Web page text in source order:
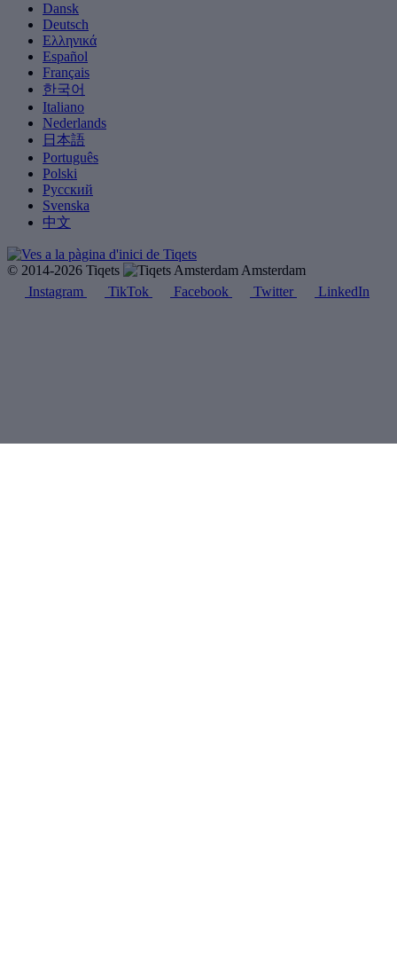
Dansk
Deutsch
Ελληνικά
Español
Français
한국어
Italiano
Nederlands
日本語
Português
Polski
Русский
Svenska
中文
© 2014-2026 Tiqets
Amsterdam
Instagram
TikTok Facebook Twitter LinkedIn